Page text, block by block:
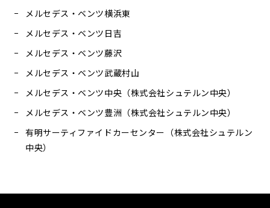
メルセデス・ベンツ横浜東
メルセデス・ベンツ日吉
メルセデス・ベンツ藤沢
メルセデス・ベンツ武蔵村山
メルセデス・ベンツ中央（株式会社シュテルン中央）
メルセデス・ベンツ豊洲（株式会社シュテルン中央）
有明サーティファイドカーセンター（株式会社シュテルン
中央）